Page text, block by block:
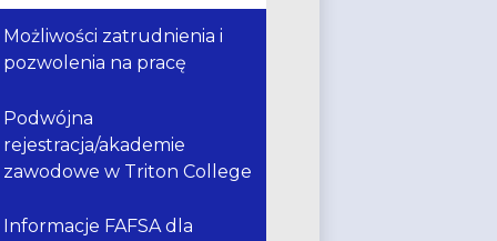
Możliwości zatrudnienia i
pozwolenia na pracę
Podwójna
rejestracja/akademie
zawodowe w Triton College
Informacje FAFSA dla